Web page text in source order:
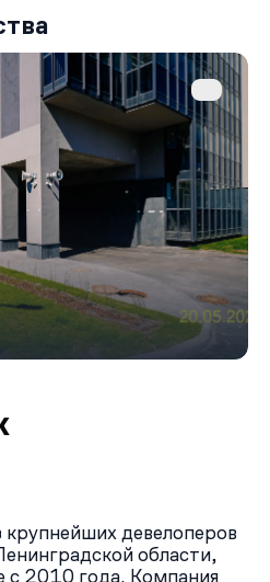
девелоперов
области,
2010 года. Компания